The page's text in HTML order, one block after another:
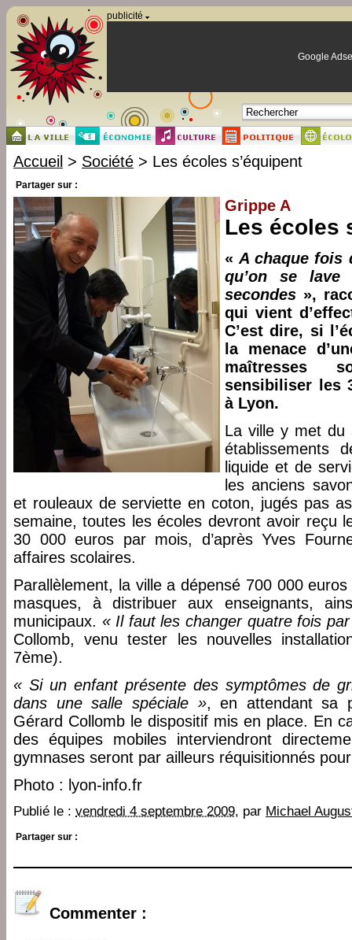
publicité
Google
Accueil > Société > Les écoles s’équipent
Partager sur :
Grippe A
Les écoles
«A chaque fois
qu’on se lave
secondes »,
qui vient
C’est dire, si
la menace
maîtresses
sensibiliser les
à Lyon.
La ville y met du
établissements
liquide et de
les anciens
et rouleaux de serviette en coton, jugés pas
semaine, toutes les écoles devront avoir reçu
30 000 euros par mois, d’après Yves
affaires scolaires.
Parallèlement, la ville a dépensé 700 000
masques, à distribuer aux enseignants,
municipaux. « Il faut les changer quatre fois
Collomb, venu tester les nouvelles
7ème).
« Si un enfant présente des symptômes de
dans une salle spéciale », en attendant sa
Gérard Collomb le dispositif mis en place. En
des équipes mobiles interviendront
gymnases seront par ailleurs réquisitionnés
Photo : lyon-info.fr
Publié le : vendredi 4 septembre 2009, par Michael
Partager sur :
Commenter :
Panneau de gestion des cookies